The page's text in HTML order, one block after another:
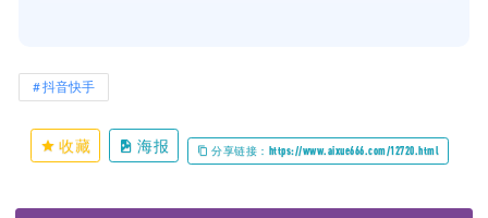
抖音快手
收藏 海报 分享链接：https://www.aixue666.com/12720.html